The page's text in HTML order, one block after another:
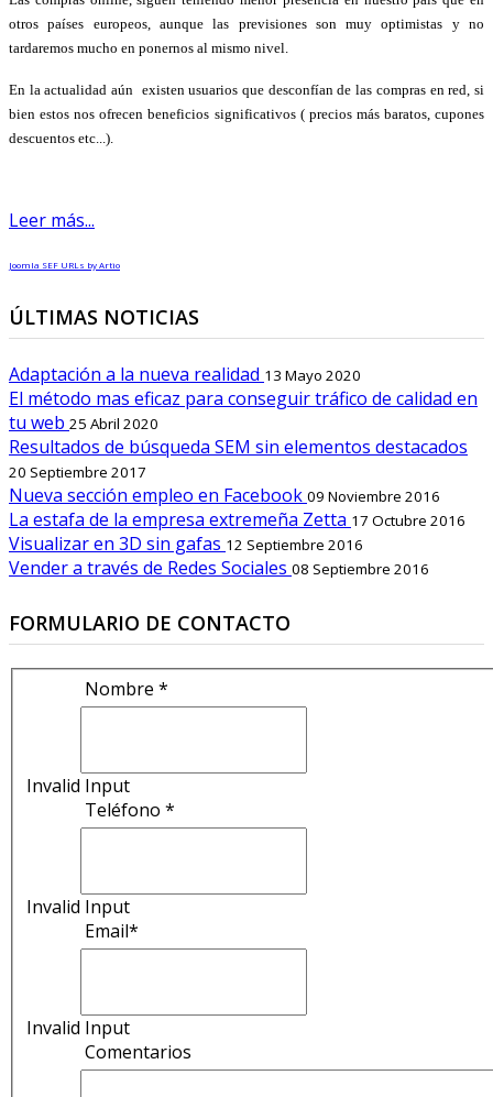
otros países europeos, aunque las previsiones son muy optimistas y no
tardaremos mucho en ponernos al mismo nivel.
En la actualidad aún existen usuarios que desconfían de las compras en red, si
bien estos nos ofrecen beneficios significativos ( precios más baratos, cupones
descuentos etc...).
Leer más...
Joomla SEF URLs by Artio
ÚLTIMAS NOTICIAS
Adaptación a la nueva realidad 13 Mayo 2020
El método mas eficaz para conseguir tráfico de calidad en
tu web 25 Abril 2020
Resultados de búsqueda SEM sin elementos destacados
20 Septiembre 2017
Nueva sección empleo en Facebook 09 Noviembre 2016
La estafa de la empresa extremeña Zetta 17 Octubre 2016
Visualizar en 3D sin gafas 12 Septiembre 2016
Vender a través de Redes Sociales 08 Septiembre 2016
FORMULARIO DE CONTACTO
Nombre *
Invalid Input
Teléfono *
Invalid Input
Email*
Invalid Input
Comentarios